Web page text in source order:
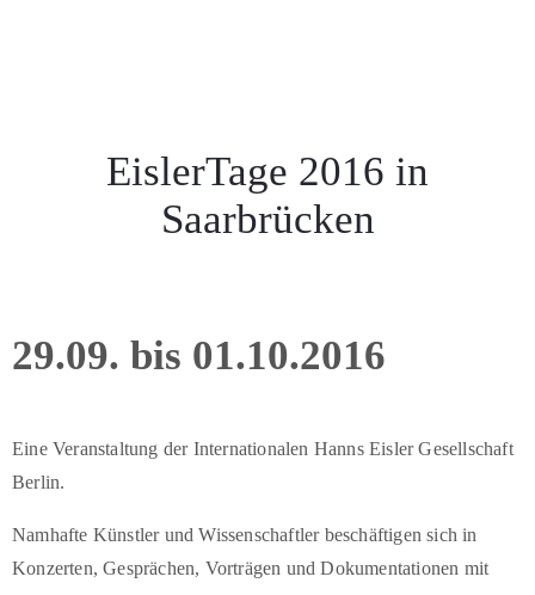
EislerTage 2016 in
Saarbrücken
29.09. bis 01.10.2016
Eine Veranstaltung der Internationalen Hanns Eisler Gesellschaft
Berlin.
Namhafte Künstler und Wissenschaftler beschäftigen sich in
Konzerten, Gesprächen, Vorträgen und Dokumentationen mit